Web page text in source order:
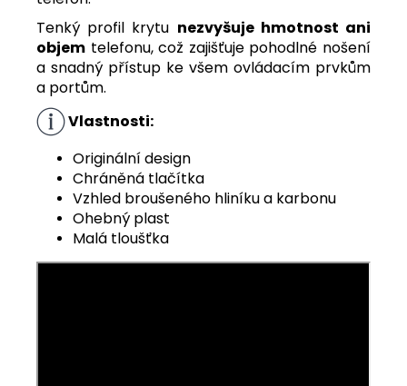
Tenký profil krytu nezvyšuje hmotnost ani
objem telefonu, což zajišťuje pohodlné nošení
a snadný přístup ke všem ovládacím prvkům
a portům.
Vlastnosti:
Originální design
Chráněná tlačítka
Vzhled broušeného hliníku a karbonu
Ohebný plast
Malá tloušťka